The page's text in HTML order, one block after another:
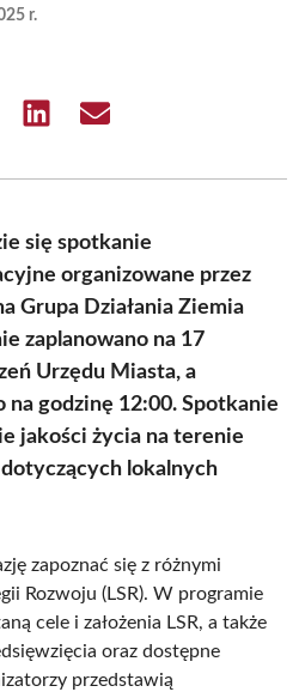
r.
Share Share
się spotkanie
organizowane przez
Grupa Działania Ziemia
zaplanowano na 17
Urzędu Miasta, a
na godzinę 12:00. Spotkanie
jakości życia na terenie
lokalnych
zapoznać się z różnymi
Rozwoju (LSR). W programie
cele i założenia LSR, a także
oraz dostępne
przedstawią